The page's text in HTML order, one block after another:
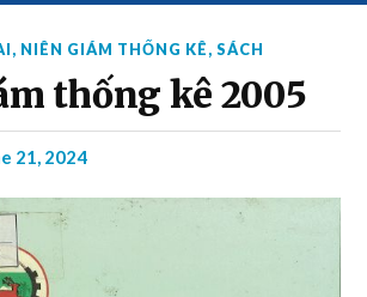
, NIÊN GIÁM THỐNG KÊ,SÁCH
thống kê 2005
21, 2024